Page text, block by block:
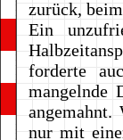
zurück,
Ein
forderte
mangelnde
angemahnt.
nur mit